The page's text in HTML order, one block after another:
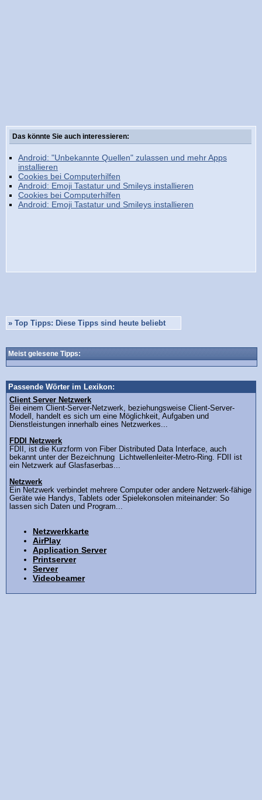
Das könnte Sie auch interessieren:
Android: "Unbekannte Quellen" zulassen und mehr Apps
installieren
Cookies bei Computerhilfen
Android: Emoji Tastatur und Smileys installieren
Cookies bei Computerhilfen
Android: Emoji Tastatur und Smileys installieren
» Top Tipps: Diese Tipps sind heute beliebt
Meist gelesene Tipps:
Passende Wörter im Lexikon:
Client Server Netzwerk
Bei einem Client-Server-Netzwerk, beziehungsweise Client-Server-
Modell, handelt es sich um eine Möglichkeit, Aufgaben und
Dienstleistungen innerhalb eines Netzwerkes...
FDDI Netzwerk
FDII, ist die Kurzform von Fiber Distributed Data Interface, auch
bekannt unter der Bezeichnung Lichtwellenleiter-Metro-Ring. FDII ist
ein Netzwerk auf Glasfaserbas...
Netzwerk
Ein Netzwerk verbindet mehrere Computer oder andere Netzwerk-fähige
Geräte wie Handys, Tablets oder Spielekonsolen miteinander: So
lassen sich Daten und Program...
Netzwerkkarte
AirPlay
Application Server
Printserver
Server
Videobeamer